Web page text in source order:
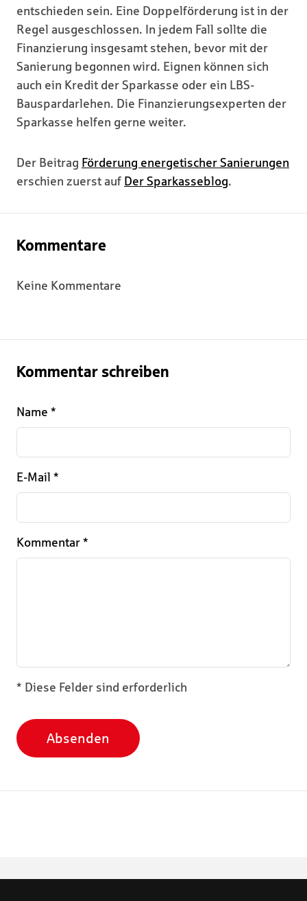
entschieden sein. Eine Doppelförderung ist in der
Regel ausgeschlossen. In jedem Fall sollte die
Finanzierung insgesamt stehen, bevor mit der
Sanierung begonnen wird. Eignen können sich
auch ein Kredit der Sparkasse oder ein LBS-
Bauspardarlehen. Die Finanzierungsexperten der
Sparkasse helfen gerne weiter.
Der Beitrag Förderung energetischer Sanierungen
erschien zuerst auf Der Sparkasseblog.
Kommentare
Keine Kommentare
Kommentar schreiben
Name *
E-Mail *
Kommentar *
* Diese Felder sind erforderlich
Absenden